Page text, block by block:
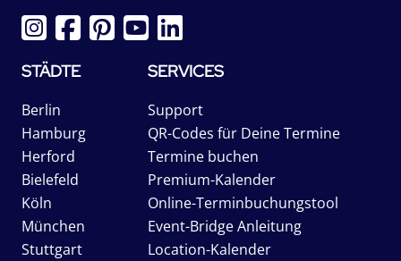
STÄDTE
Berlin
Hamburg
Herford
Bielefeld
Köln
München
Stuttgart
SERVICES
Support
QR-Codes für Deine Termine
Termine buchen
Premium-Kalender
Online-Terminbuchungstool
Event-Bridge Anleitung
Location-Kalender